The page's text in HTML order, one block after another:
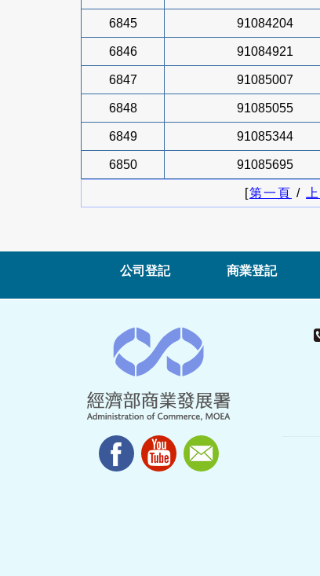
6845 91084204
6846 91084921
6847 91085007
6848 91085055
6849 91085344
6850 91085695
[第一頁 /
公司登記 商業登記